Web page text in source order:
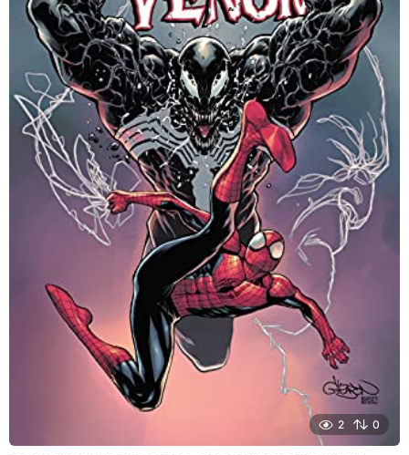
2 0